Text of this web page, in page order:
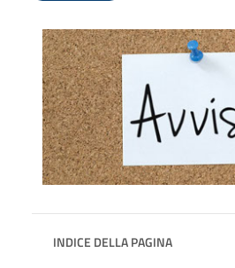
INDICE DELLA PAGINA